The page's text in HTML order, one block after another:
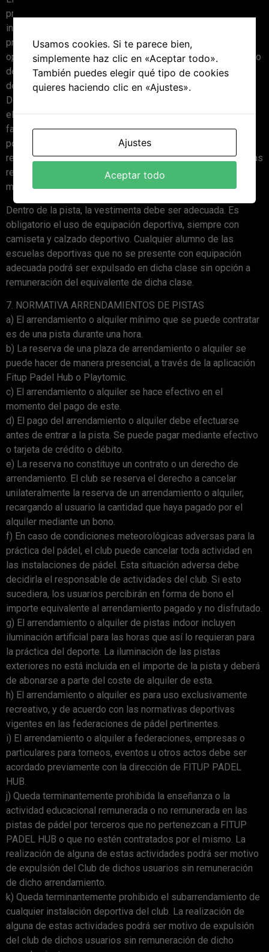
profesor para la actividad física y el uso adecuado de
instalaciones. En caso de desobediencia explícita al
profesor, el alumno podrá ser expulsado de la clase sin
opción a remuneración del equivalente a dicha clase. En caso
de desobediencia reiterada el alumno podría ser expulsado
de la escuela de manera permanente.
Dentro de la pista, la actitud debe ser respetuosa tanto con
el profesor, como con el resto de los alumnos. En caso de
falta de educación hacia los alumnos o hacia el profesor, se
podrá expulsar a dicho alumno de la clase sin opción a
remuneración del equivalente a dicha clase. En caso de faltas
reiteradas el alumno podría ser expulsado de la escuela de
manera permanente.
Dentro de la pista, la vestimenta debe ser adecuada. Es
obligatorio el uso de equipación deportiva, siempre con
camiseta y calzado deportivo. Cualquier alumno de las
escuelas deportivas que no se presente con equipación
adecuada podrá ser expulsado en dicha clase sin opción a
remuneración del equivalente de dicha clase.
7. NORMATIVA ARRENDAMIENTOS DE PISTAS
a) El arrendamiento o alquiler mínimo que se puede contratar
es de una pista durante una hora.
b) La reserva de una plaza de arrendamiento o alquiler se
puede hacer de manera presencial, a través de la aplicación
Fitup Padel Hub o Playtomic.
c) El arrendamiento o alquiler se hace efectivo en el
momento del pago de este.
d) El pago del arrendamiento o alquiler debe efectuarse
antes de entrar a la pista. Se puede pagar mediante efectivo
o tarjeta de crédito o débito.
e) La reserva no constituye un contrato o un derecho de
arrendamiento. El club se reserva el derecho a cancelar
unilateralmente la reserva de un arrendamiento o alquiler,
recargando al usuario la cantidad que haya pagado por el
alquiler mediante un bono.
f) En caso de condiciones meteorológicas adversas para la
práctica del pádel, el club puede cancelar toda actividad en
las instalaciones de pádel. Esta situación adversa debe
decidirla el responsable de actividades del club. Si esto
sucediera, los usuarios percibirán en forma de bono el
importe equivalente al arrendamiento pagado y no disfrutado.
g) El arrendamiento o alquiler de pistas indoor incluyen
iluminación artificial para las horas que así lo requieran para
la práctica del deporte. La iluminación de las pistas
exteriores no está incluida en el importe de la pista y deberá
de abonarse a parte del coste de alquiler de esta.
h) El arrendamiento o alquiler es para uso exclusivamente
recreativo, y de acuerdo con las normativas deportivas
vigentes en las federaciones de pádel pertinentes.
i) El arrendamiento o alquiler a federaciones, empresas o
particulares para torneos, eventos u otros actos debe ser
acordado previamente con la dirección de FITUP PADEL
HUB.
j) Queda terminantemente prohibida la enseñanza o la
actividad educacional remunerada o no remunerada en las
pistas de pádel por terceros que no pertenezcan a FITUP
PADEL HUB o que no estén contratados por el mismo. La
realización de alguna de estas actividades podrá ser motivo
de expulsión del Club de dichos usuarios sin remuneración
de dicho arrendamiento.
k) Queda terminantemente prohibido el subarrendamiento de
cualquier instalación deportiva del club. La realización de
alguna de estas actividades podrá ser motivo de expulsión
del club de dichos usuarios sin remuneración de dicho
Usamos cookies. Si te parece bien,
simplemente haz clic en «Aceptar todo».
También puedes elegir qué tipo de cookies
quieres haciendo clic en «Ajustes».
Ajustes
Aceptar todo